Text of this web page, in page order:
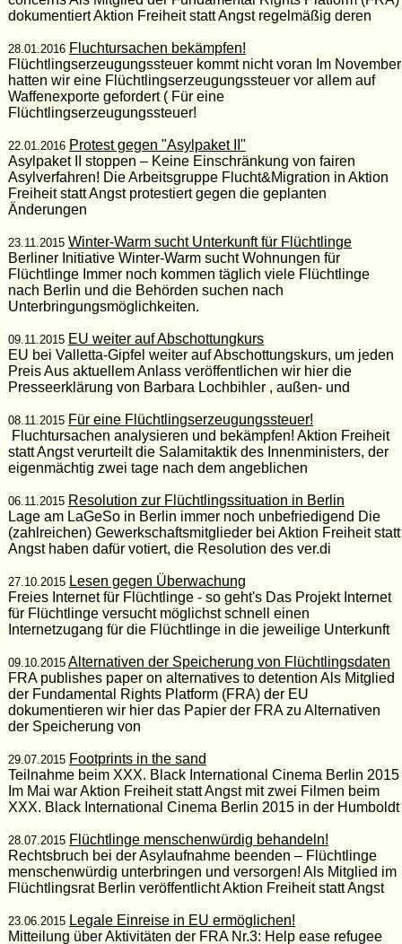
dokumentiert Aktion Freiheit statt Angst regelmäßig deren
28.01.2016 Fluchtursachen bekämpfen!
Flüchtlingserzeugungssteuer kommt nicht voran Im November
hatten wir eine Flüchtlingserzeugungssteuer vor allem auf
Waffenexporte gefordert ( Für eine
Flüchtlingserzeugungssteuer!
22.01.2016 Protest gegen "Asylpaket II"
Asylpaket II stoppen – Keine Einschränkung von fairen
Asylverfahren! Die Arbeitsgruppe Flucht&Migration in Aktion
Freiheit statt Angst protestiert gegen die geplanten
Änderungen
23.11.2015 Winter-Warm sucht Unterkunft für Flüchtlinge
Berliner Initiative Winter-Warm sucht Wohnungen für
Flüchtlinge Immer noch kommen täglich viele Flüchtlinge
nach Berlin und die Behörden suchen nach
Unterbringungsmöglichkeiten.
09.11.2015 EU weiter auf Abschottungkurs
EU bei Valletta-Gipfel weiter auf Abschottungskurs, um jeden
Preis Aus aktuellem Anlass veröffentlichen wir hier die
Presseerklärung von Barbara Lochbihler , außen- und
08.11.2015 Für eine Flüchtlingserzeugungssteuer!
Fluchtursachen analysieren und bekämpfen! Aktion Freiheit
statt Angst verurteilt die Salamitaktik des Innenministers, der
eigenmächtig zwei tage nach dem angeblichen
06.11.2015 Resolution zur Flüchtlingssituation in Berlin
Lage am LaGeSo in Berlin immer noch unbefriedigend Die
(zahlreichen) Gewerkschaftsmitglieder bei Aktion Freiheit statt
Angst haben dafür votiert, die Resolution des ver.di
27.10.2015 Lesen gegen Überwachung
Freies Internet für Flüchtlinge - so geht's Das Projekt Internet
für Flüchtlinge versucht möglichst schnell einen
Internetzugang für die Flüchtlinge in die jeweilige Unterkunft
09.10.2015 Alternativen der Speicherung von Flüchtlingsdaten
FRA publishes paper on alternatives to detention Als Mitglied
der Fundamental Rights Platform (FRA) der EU
dokumentieren wir hier das Papier der FRA zu Alternativen
der Speicherung von
29.07.2015 Footprints in the sand
Teilnahme beim XXX. Black International Cinema Berlin 2015
Im Mai war Aktion Freiheit statt Angst mit zwei Filmen beim
XXX. Black International Cinema Berlin 2015 in der Humboldt
28.07.2015 Flüchtlinge menschenwürdig behandeln!
Rechtsbruch bei der Asylaufnahme beenden – Flüchtlinge
menschenwürdig unterbringen und versorgen! Als Mitglied im
Flüchtlingsrat Berlin veröffentlicht Aktion Freiheit statt Angst
23.06.2015 Legale Einreise in EU ermöglichen!
Mitteilung über Aktivitäten der FRA Nr.3: Help ease refugee